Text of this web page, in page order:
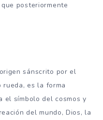
posteriormente
sánscrito por el
es la forma
el símbolo del cosmos y
del mundo, Dios, la